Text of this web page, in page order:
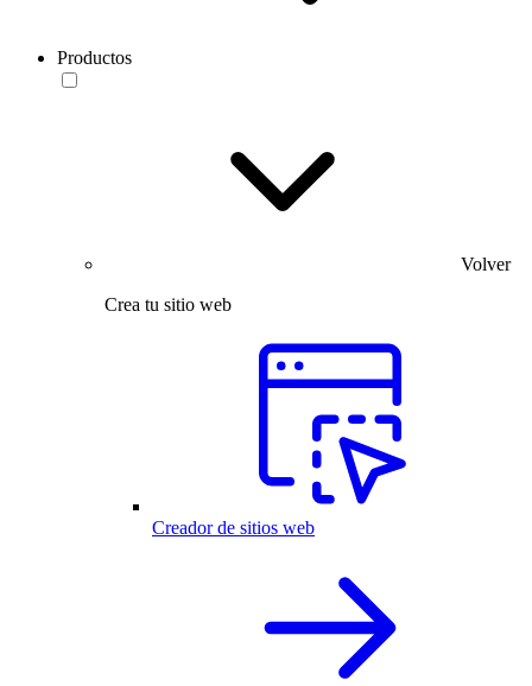
Productos
Volver
Crea tu sitio web
Creador de sitios web